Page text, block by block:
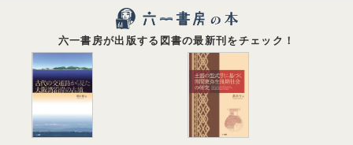
六一書房が出版する図書の最新刊をチェック！